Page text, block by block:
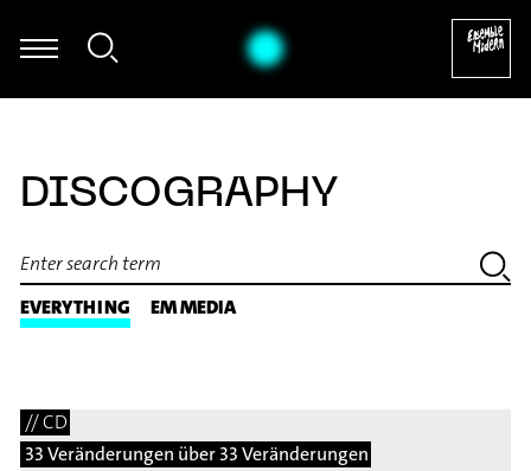
für Fagott und elektronische Klänge (2005/06) [excerpt]
DISCOGRAPHY
EVERYTHING EM MEDIA
// CD
33 Veränderungen über 33 Veränderungen